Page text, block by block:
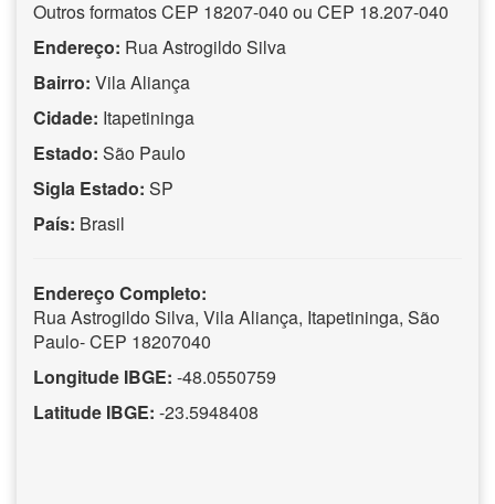
Outros formatos CEP 18207-040 ou CEP 18.207-040
Endereço: Rua Astrogildo Silva
Bairro: Vila Aliança
Cidade: Itapetininga
Estado: São Paulo
Sigla Estado: SP
País: Brasil
Endereço Completo:
Rua Astrogildo Silva, Vila Aliança, Itapetininga, São
Paulo- CEP 18207040
Longitude IBGE: -48.0550759
Latitude IBGE: -23.5948408